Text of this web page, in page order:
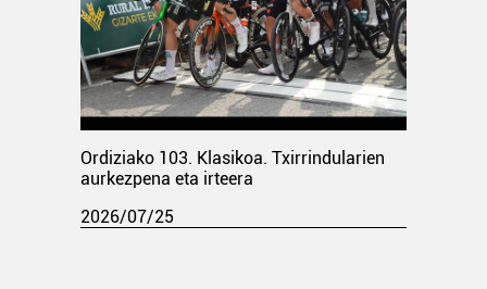
Ordiziako 103. Klasikoa. Txirrindularien
aurkezpena eta irteera
2026/07/25